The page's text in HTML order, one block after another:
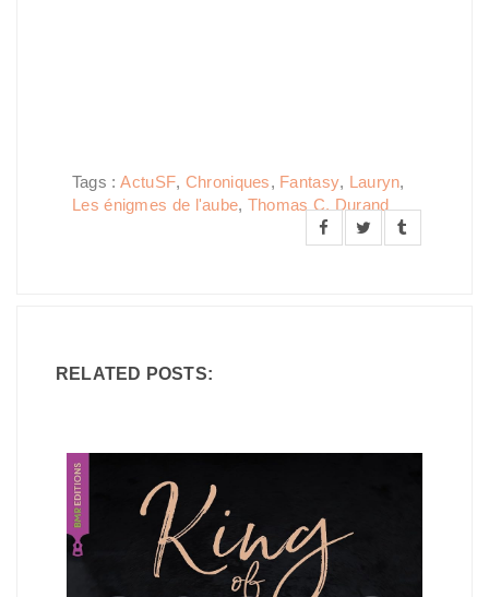
Tags :ActuSF, Chroniques, Fantasy, Lauryn,
Les énigmes de l'aube, Thomas C. Durand
RELATED POSTS: